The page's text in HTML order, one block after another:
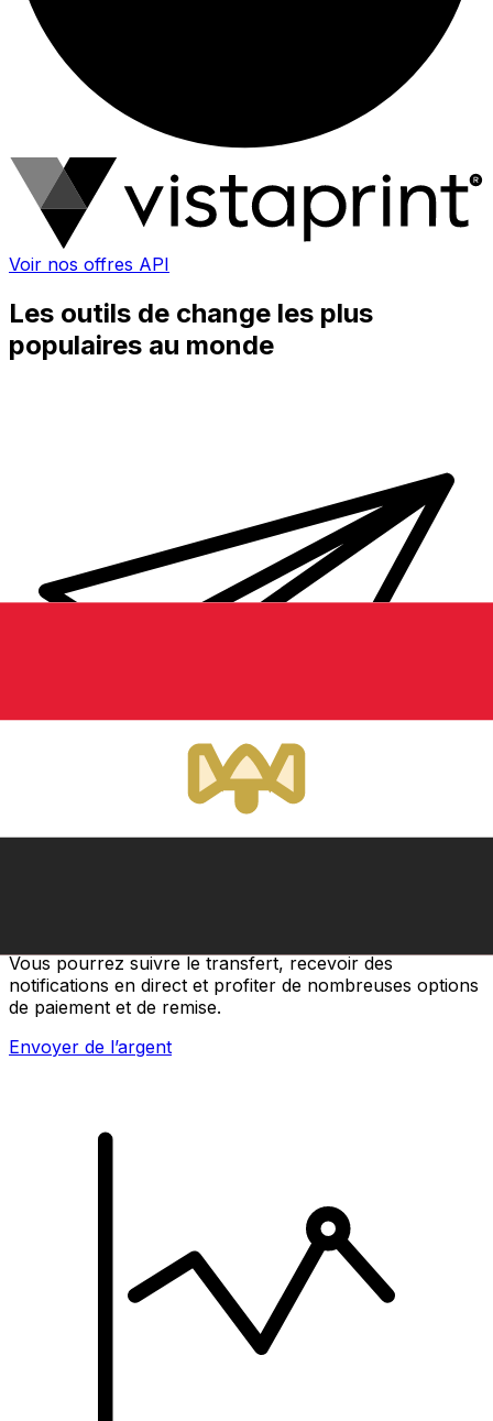
Voir nos offres API
Les outils de change les plus
populaires au monde
Vous pourrez suivre le transfert, recevoir des
notifications en direct et profiter de nombreuses options
de paiement et de remise.
Envoyer de l’argent